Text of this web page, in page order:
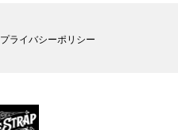
プライバシーポリシー